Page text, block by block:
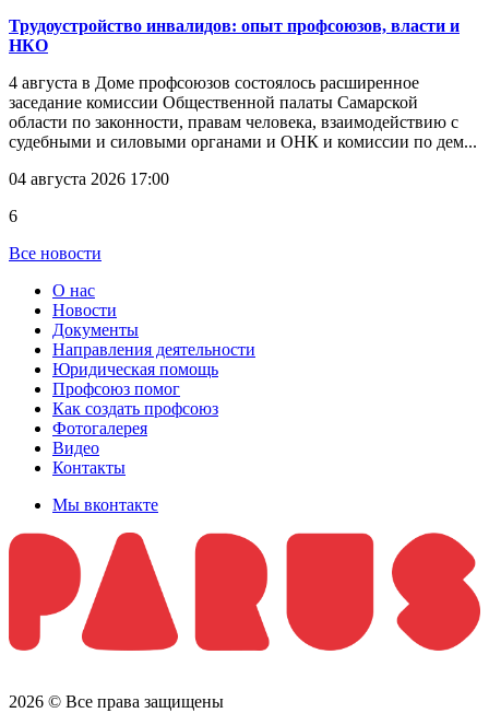
Трудоустройство инвалидов: опыт профсоюзов, власти и
НКО
4 августа в Доме профсоюзов состоялось расширенное
заседание комиссии Общественной палаты Самарской
области по законности, правам человека, взаимодействию с
судебными и силовыми органами и ОНК и комиссии по дем...
04 августа 2026 17:00
6
Все новости
О нас
Новости
Документы
Направления деятельности
Юридическая помощь
Профсоюз помог
Как создать профсоюз
Фотогалерея
Видео
Контакты
Мы вконтакте
2026 © Все права защищены